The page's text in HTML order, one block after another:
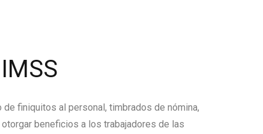
de finiquitos al personal, timbrados de nómina,
beneficios a los trabajadores de las